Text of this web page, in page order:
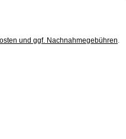
und ggf. Nachnahmegebühren